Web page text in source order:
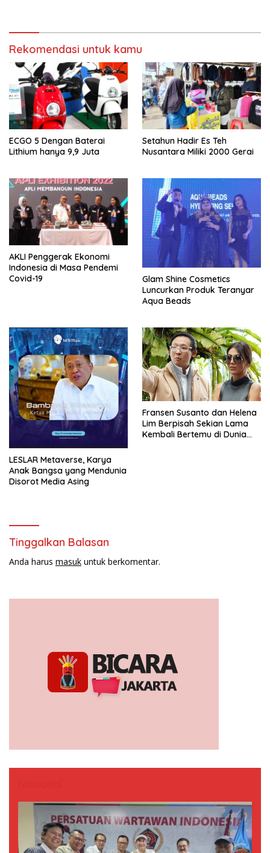
Rekomendasi untuk kamu
ECGO 5 Dengan Baterai
Lithium hanya 9,9 Juta
Setahun Hadir Es Teh
Nusantara Miliki 2000 Gerai
AKLI Penggerak Ekonomi
Indonesia di Masa Pendemi
Covid-19
Glam Shine Cosmetics
Luncurkan Produk Teranyar
Aqua Beads
LESLAR Metaverse, Karya
Anak Bangsa yang Mendunia
Disorot Media Asing
Fransen Susanto dan Helena
Lim Berpisah Sekian Lama
Kembali Bertemu di Dunia
Tinggalkan Balasan
Anda harus masuk untuk berkomentar.